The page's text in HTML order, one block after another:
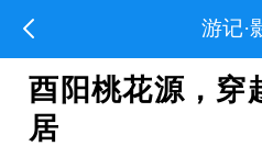
游记·
酉阳桃花源，穿
居